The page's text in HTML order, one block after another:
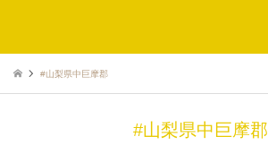
#山梨県中巨摩郡
#山梨県中巨摩郡